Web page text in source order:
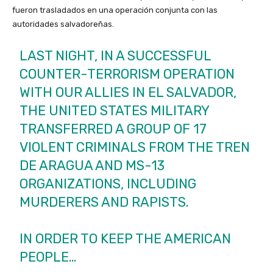
fueron trasladados en una operación conjunta con las
autoridades salvadoreñas.
LAST NIGHT, IN A SUCCESSFUL
COUNTER-TERRORISM OPERATION
WITH OUR ALLIES IN EL SALVADOR,
THE UNITED STATES MILITARY
TRANSFERRED A GROUP OF 17
VIOLENT CRIMINALS FROM THE TREN
DE ARAGUA AND MS-13
ORGANIZATIONS, INCLUDING
MURDERERS AND RAPISTS.
IN ORDER TO KEEP THE AMERICAN
PEOPLE…